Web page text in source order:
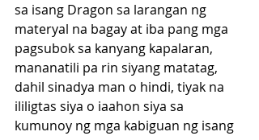
sa isang Dragon sa larangan ng
materyal na bagay at iba pang mga
pagsubok sa kanyang kapalaran,
mananatili pa rin siyang matatag,
dahil sinadya man o hindi, tiyak na
ililigtas siya o iaahon siya sa
kumunoy ng mga kabiguan ng isang